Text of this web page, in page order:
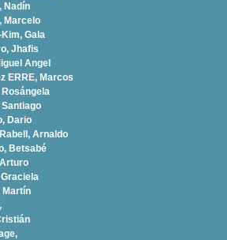
Nadí­n
Marcelo
Gala
Jhafis
Angel
ERRE, Marcos
Rosángela
Santiago
Dario
Arnaldo
Betsabé
Martí­n